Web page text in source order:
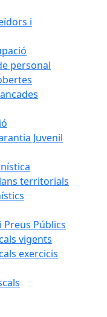
i
personal
Juvenil
territorials
Preus Públics
vigents
exercicis